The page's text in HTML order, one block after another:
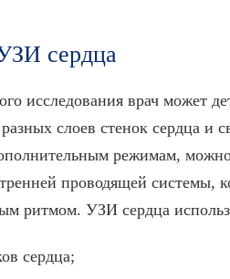
сердца
исследования врач может
слоев стенок сердца и
режимам,
проводящей системы,
ритмом. УЗИ сердца
сердца;